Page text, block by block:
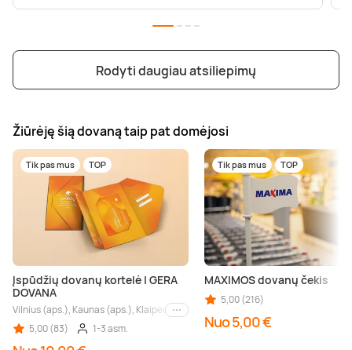
Rodyti daugiau atsiliepimų
Žiūrėję šią dovaną taip pat domėjosi
Tik pas mus TOP
Įspūdžių dovanų kortelė | GERA
DOVANA
Vilnius (aps.), Kaunas (aps.), Klaipėda (aps.), Palanga (aps.), Nida (aps.),
Kiti miestai
5,00 (83)
1-3 asm.
Tik pas mus TOP
MAXIMOS dovanų čekis
5,00 (216)
Nuo 5,00 €